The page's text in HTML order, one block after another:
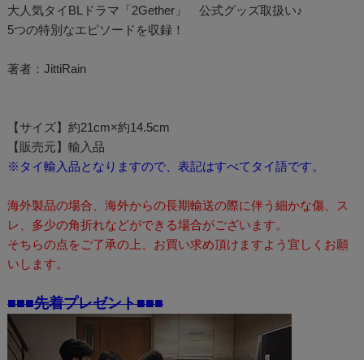
大人気タイBLドラマ「2Gether」 公式グッズ取扱い♪
5つの特別なエピソードを収録！
著者：JittiRain
【サイズ】約21cm×約14.5cm
【販売元】輸入品
※タイ輸入品となりますので、表記はすべてタイ語です。
海外製品の場合、海外からの長期輸送の際に伴う細かな傷、ス
レ、多少の角折れなどができる場合がございます。
そちらの点をご了承の上、お買い求め頂けますよう宜しくお願
いします。
■■■先着プレゼント■■■